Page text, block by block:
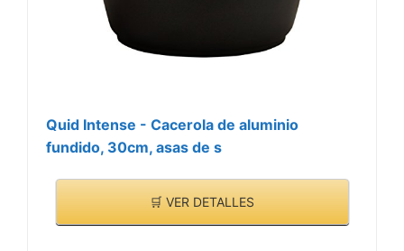
Quid Intense - Cacerola de aluminio
fundido, 30cm, asas de s
🛒 VER DETALLES